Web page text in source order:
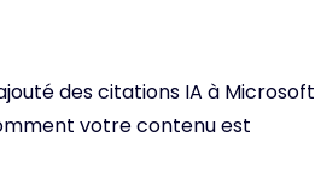
des citations IA à Microsoft
votre contenu est